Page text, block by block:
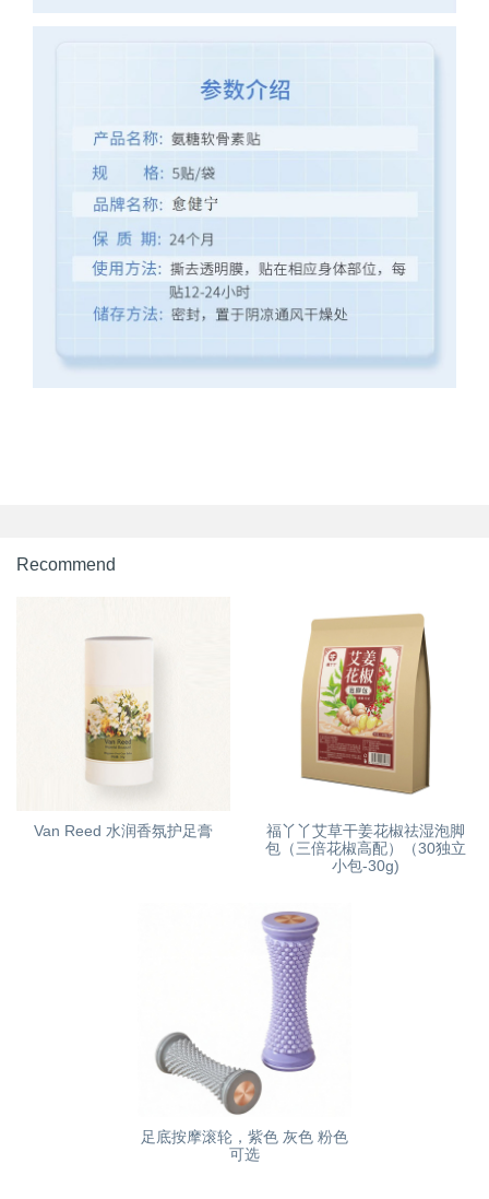
Recommend
Van Reed 水润香氛护足膏
福丫丫艾草干姜花椒祛湿泡脚
包（三倍花椒高配）（30独立
小包-30g)
足底按摩滚轮，紫色 灰色 粉色
可选